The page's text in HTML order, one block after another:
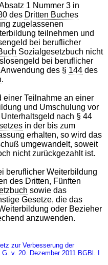
/ Entwurf / Begründung
|
Fortbildung und
1 Nummer 3 in
des Dritten Buches
zugelassenen
teilnehmen und
bei beruflicher
Sozialgesetzbuch nicht
bei beruflicher
des § 144 des
.
einer Teilnahme an einer
und Umschulung vor
nach § 44
in der bis zum
erhalten, so wird das
umgewandelt, soweit
nicht zurückgezahlt ist.
beruflicher Weiterbildung
des Dritten, Fünften
sowie das
Gesetze, die das
oder Bezieher
anzuwenden.
zur Verbesserung der
v. 20. Dezember 2011 BGBl. I